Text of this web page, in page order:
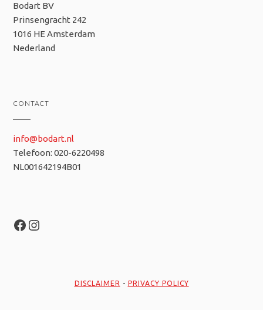
Bodart BV
Prinsengracht 242
1016 HE Amsterdam
Nederland
CONTACT
info@bodart.nl
Telefoon: 020-6220498
NL001642194B01
Facebook
Instagram
DISCLAIMER - PRIVACY POLICY